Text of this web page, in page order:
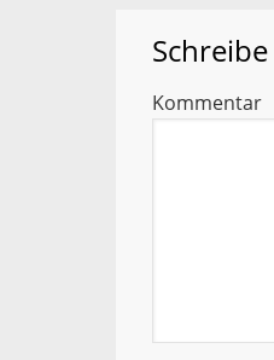
Kommentar